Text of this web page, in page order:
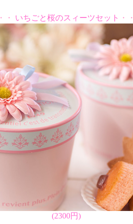
・・ いちごと桜のスィーツセット ・・
(2300円)